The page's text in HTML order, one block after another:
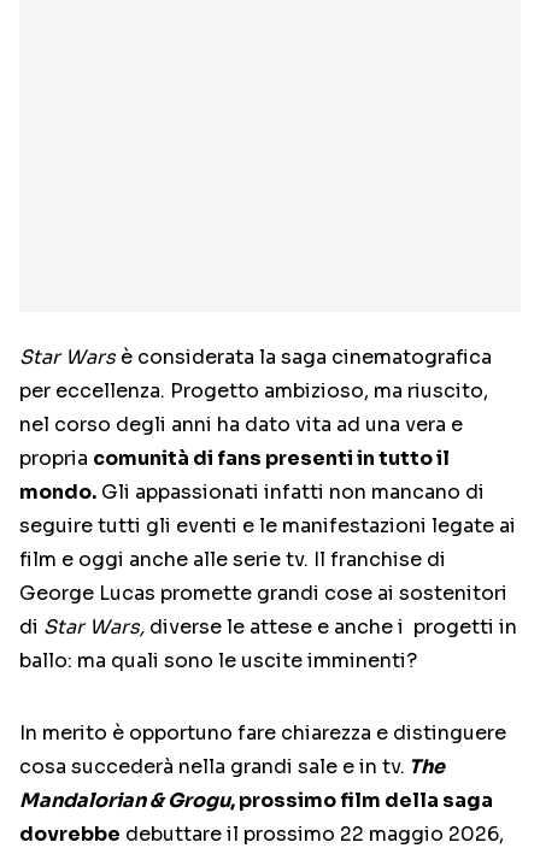
Star Warsè considerata la saga cinematografica
per eccellenza. Progetto ambizioso, ma riuscito,
nel corso degli anni ha dato vita ad una vera e
propria comunità di fans presenti in tutto il
mondo. Gli appassionati infatti non mancano di
seguire tutti gli eventi e le manifestazioni legate ai
film e oggi anche alle serie tv. Il franchise di
George Lucas promette grandi cose ai sostenitori
di Star Wars, diverse le attese e anche i progetti in
ballo: ma quali sono le uscite imminenti?
In merito è opportuno fare chiarezza e distinguere
cosa succederà nella grandi sale e in tv. The
Mandalorian & Grogu, prossimo film della saga
dovrebbe debuttare il prossimo 22 maggio 2026,